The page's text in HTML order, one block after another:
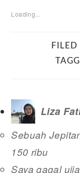
Loading...
FILED
Liza
Sebuah
150 ribu
Saya gagal